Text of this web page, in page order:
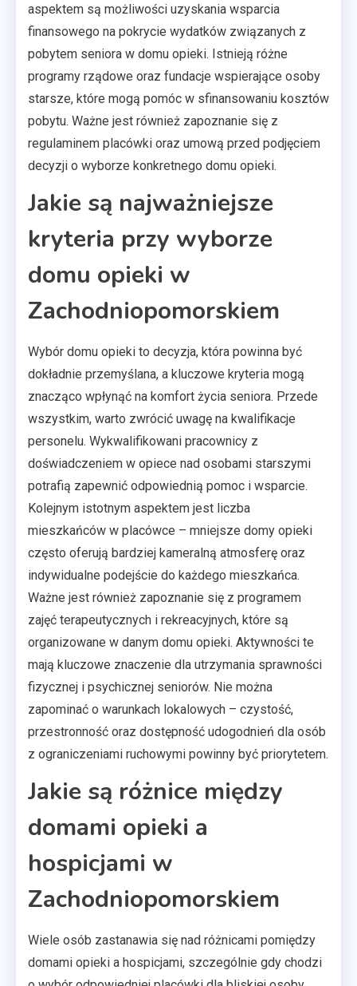
aspektem są możliwości uzyskania wsparcia
finansowego na pokrycie wydatków związanych z
pobytem seniora w domu opieki. Istnieją różne
programy rządowe oraz fundacje wspierające osoby
starsze, które mogą pomóc w sfinansowaniu kosztów
pobytu. Ważne jest również zapoznanie się z
regulaminem placówki oraz umową przed podjęciem
decyzji o wyborze konkretnego domu opieki.
Jakie są najważniejsze
kryteria przy wyborze
domu opieki w
Zachodniopomorskiem
Wybór domu opieki to decyzja, która powinna być
dokładnie przemyślana, a kluczowe kryteria mogą
znacząco wpłynąć na komfort życia seniora. Przede
wszystkim, warto zwrócić uwagę na kwalifikacje
personelu. Wykwalifikowani pracownicy z
doświadczeniem w opiece nad osobami starszymi
potrafią zapewnić odpowiednią pomoc i wsparcie.
Kolejnym istotnym aspektem jest liczba
mieszkańców w placówce – mniejsze domy opieki
często oferują bardziej kameralną atmosferę oraz
indywidualne podejście do każdego mieszkańca.
Ważne jest również zapoznanie się z programem
zajęć terapeutycznych i rekreacyjnych, które są
organizowane w danym domu opieki. Aktywności te
mają kluczowe znaczenie dla utrzymania sprawności
fizycznej i psychicznej seniorów. Nie można
zapominać o warunkach lokalowych – czystość,
przestronność oraz dostępność udogodnień dla osób
z ograniczeniami ruchowymi powinny być priorytetem.
Jakie są różnice między
domami opieki a
hospicjami w
Zachodniopomorskiem
Wiele osób zastanawia się nad różnicami pomiędzy
domami opieki a hospicjami, szczególnie gdy chodzi